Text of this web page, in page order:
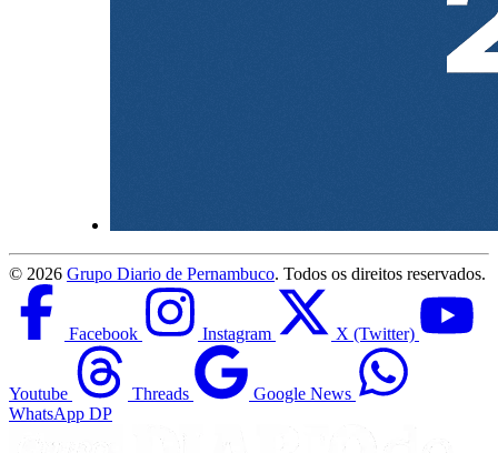
© 2026 Grupo Diario de Pernambuco. Todos os direitos reservados.
Facebook Instagram X (Twitter)
Youtube Threads
Google News
WhatsApp DP